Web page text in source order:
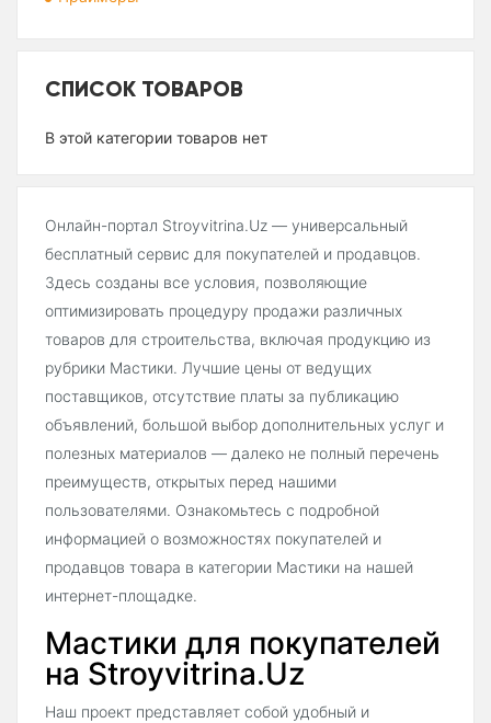
СПИСОК ТОВАРОВ
В этой категории товаров нет
Онлайн-портал Stroyvitrina.Uz — универсальный
бесплатный сервис для покупателей и продавцов.
Здесь созданы все условия, позволяющие
оптимизировать процедуру продажи различных
товаров для строительства, включая продукцию из
рубрики Мастики. Лучшие цены от ведущих
поставщиков, отсутствие платы за публикацию
объявлений, большой выбор дополнительных услуг и
полезных материалов — далеко не полный перечень
преимуществ, открытых перед нашими
пользователями. Ознакомьтесь с подробной
информацией о возможностях покупателей и
продавцов товара в категории Мастики на нашей
интернет-площадке.
Мастики для покупателей
на Stroyvitrina.Uz
Наш проект представляет собой удобный и